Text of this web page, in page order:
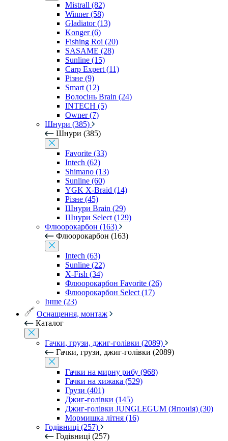
Mistrall (82)
Winner (58)
Gladiator (13)
Konger (6)
Fishing Roi (20)
SASAME (28)
Sunline (15)
Carp Expert (11)
Різне (9)
Smart (12)
Волосінь Brain (24)
INTECH (5)
Owner (7)
Шнури (385)
Шнури (385)
Favorite (33)
Intech (62)
Shimano (13)
Sunline (60)
YGK X-Braid (14)
Різне (45)
Шнури Brain (29)
Шнури Select (129)
Флюорокарбон (163)
Флюорокарбон (163)
Intech (63)
Sunline (22)
X-Fish (34)
Флюорокарбон Favorite (26)
Флюорокарбон Select (17)
Інше (23)
Оснащення, монтаж
Каталог
Гачки, грузи, джиг-голівки (2089)
Гачки, грузи, джиг-голівки (2089)
Гачки на мирну рибу (968)
Гачки на хижака (529)
Грузи (401)
Джиг-голівки (145)
Джиг-голівки JUNGLEGUM (Японія) (30)
Мормишка літня (16)
Годівниці (257)
Годівниці (257)